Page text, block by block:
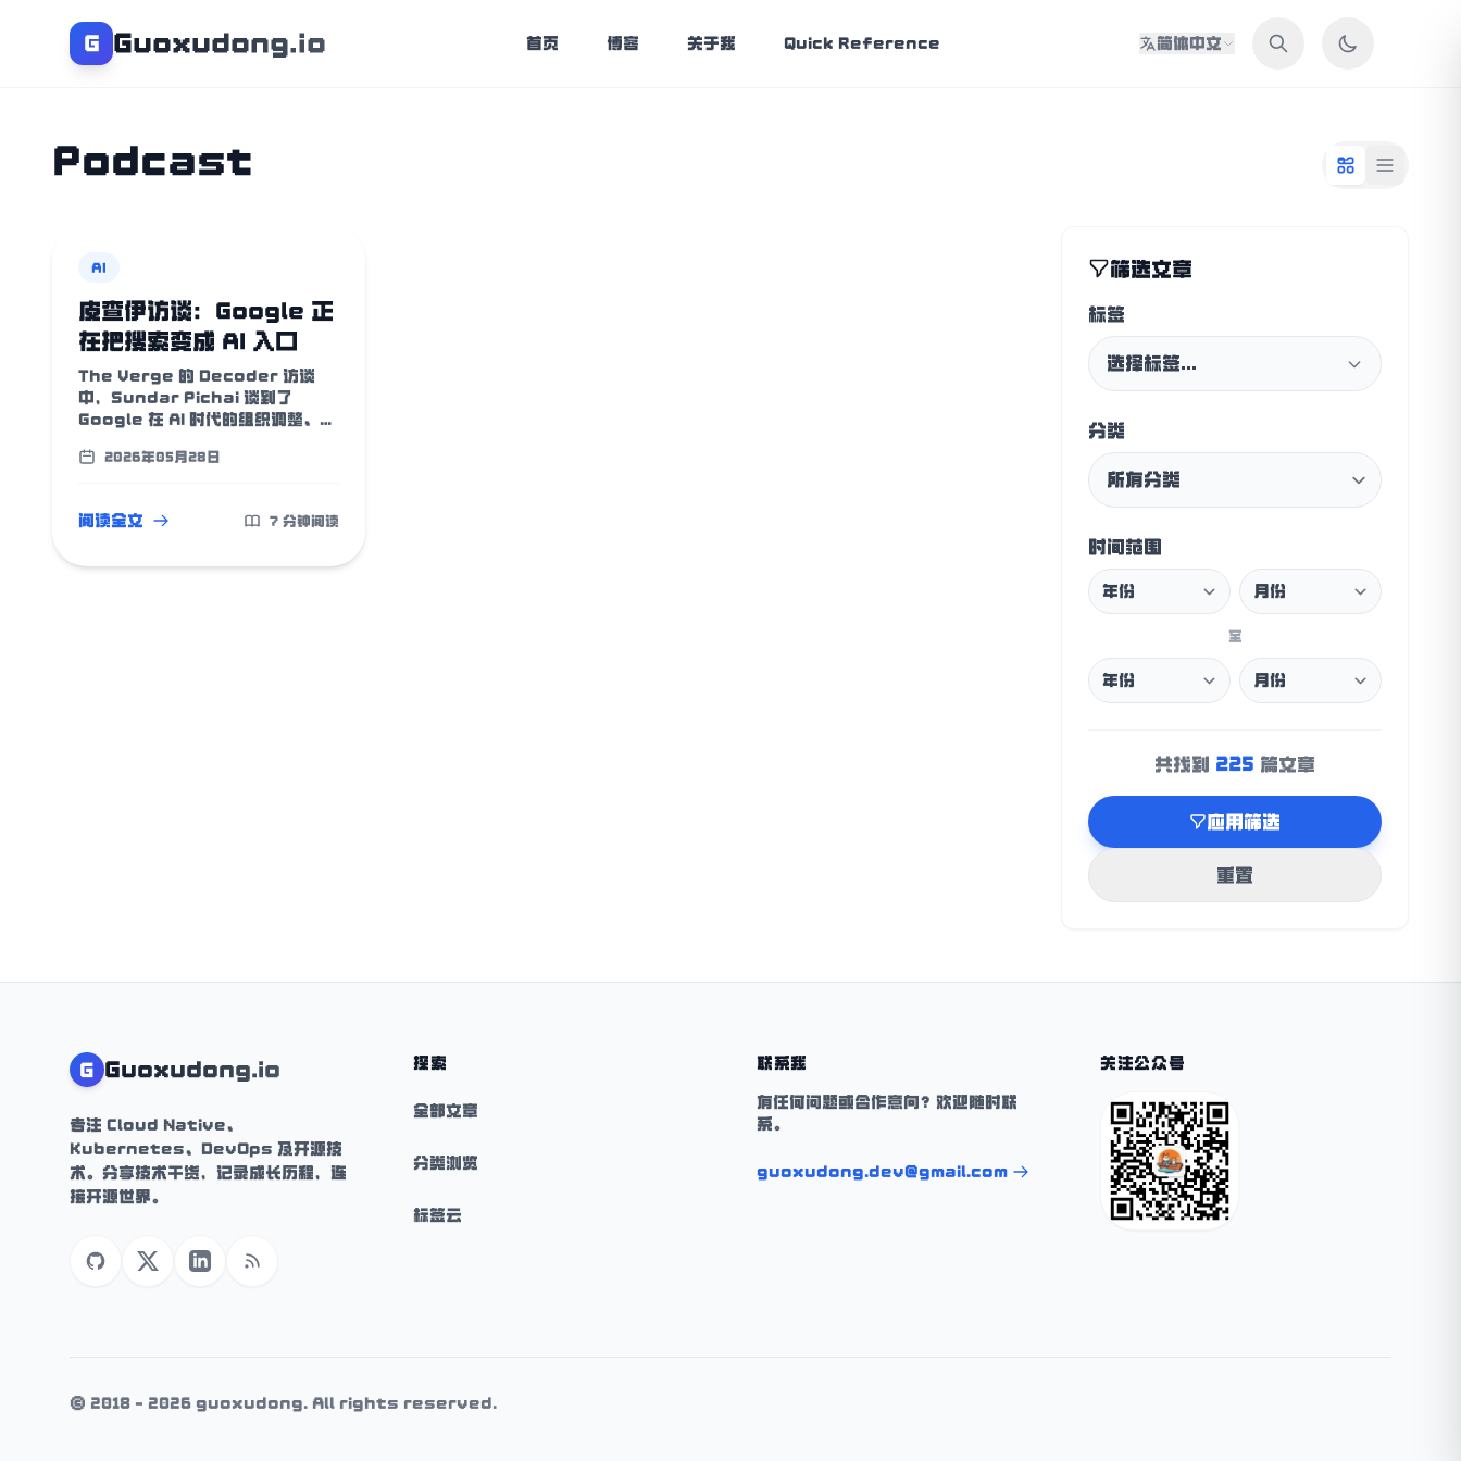
G Guoxudong.io 首页 博客 关于我 Quick Reference 简体中文
Podcast
筛选文章
标签
选择标签...
分类
时间范围
至
共找到 225 篇文章
应用筛选
重置
AI
皮查伊访谈：Google 正
在把搜索变成 AI 入口
The Verge 的 Decoder 访谈
中，Sundar Pichai 谈到了
Google 在 AI 时代的组织调整、AI
Google Zero 对出版商的冲击，
2026年05月28日
阅读全文 7 分钟阅读
G Guoxudong.io
专注 Cloud Native、
Kubernetes、DevOps 及开源技
术。分享技术干货，记录成长历程，连
接开源世界。
GitHubX (Twitter)
LinkedIn
RSS
探索
全部文章
分类浏览
标签云
联系我
有任何问题或合作意向？欢迎随时联
系。
guoxudong.dev@gmail.com
关注公众号
© 2018 - 2026 guoxudong. All rights reserved.